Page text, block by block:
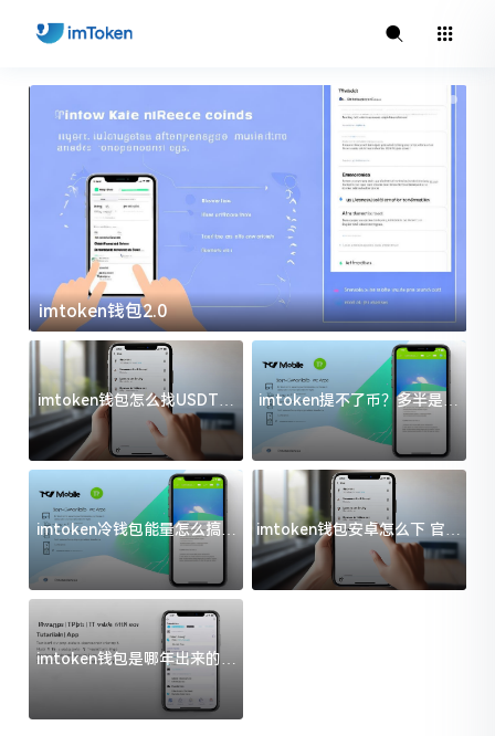
imtoken钱包2.0
imtoken钱包怎么找USDT地
址？三步搞定不踩坑
imtoken提不了币？多半是这
几件事没处理好
imtoken冷钱包能量怎么搞？
过来人告诉你门道
imtoken钱包安卓怎么下 官方
渠道避坑指南
imtoken钱包是哪年出来的？
一文给你说清楚